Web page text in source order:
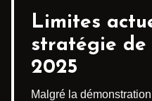
Limites
stratégie de
2025
Malgré la